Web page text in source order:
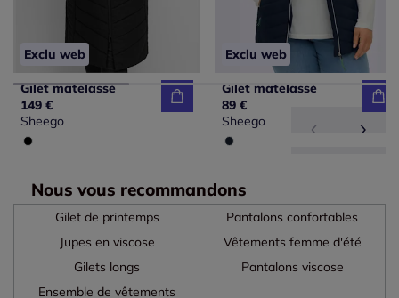
Exclu web
Gilet matelassé
149 €
Sheego
Exclu web
Gilet matelassé
89 €
Sheego
Nous vous recommandons
Gilet de printemps
Jupes en viscose
Pantalons confortables
Vêtements femme d'été
Gilets longs
Ensemble de vêtements
Pantalons viscose